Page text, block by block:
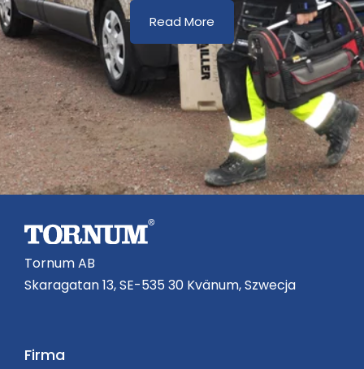
Read More
Tornum AB
Skaragatan 13, SE-535 30 Kvänum, Szwecja
Firma